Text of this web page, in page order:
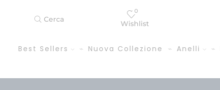
Cerca
0
Wishlist
Best Sellers Nuova Collezione Anelli